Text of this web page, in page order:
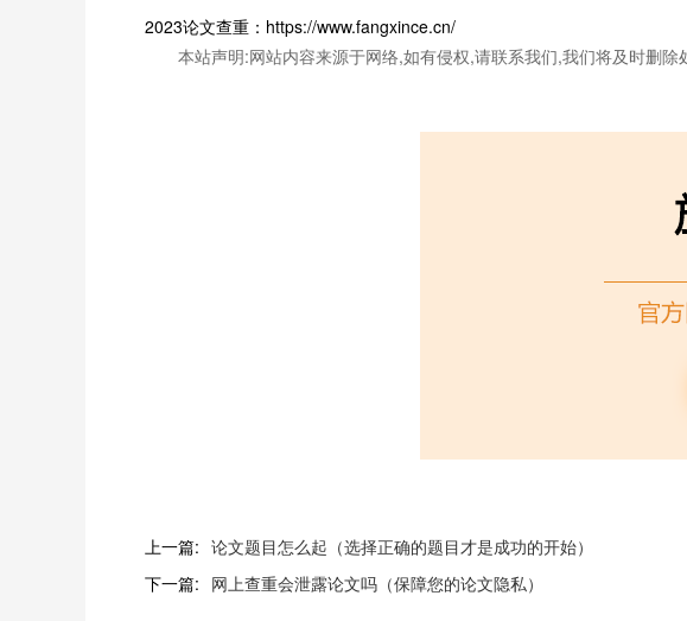
2023论文查重：https://www.fangxince.cn/
本站声明:网站内容来源于网络,如有侵权,请联系我们,我们将及时删除
上一篇: 论文题目怎么起（选择正确的题目才是成功的开始）
下一篇: 网上查重会泄露论文吗（保障您的论文隐私）